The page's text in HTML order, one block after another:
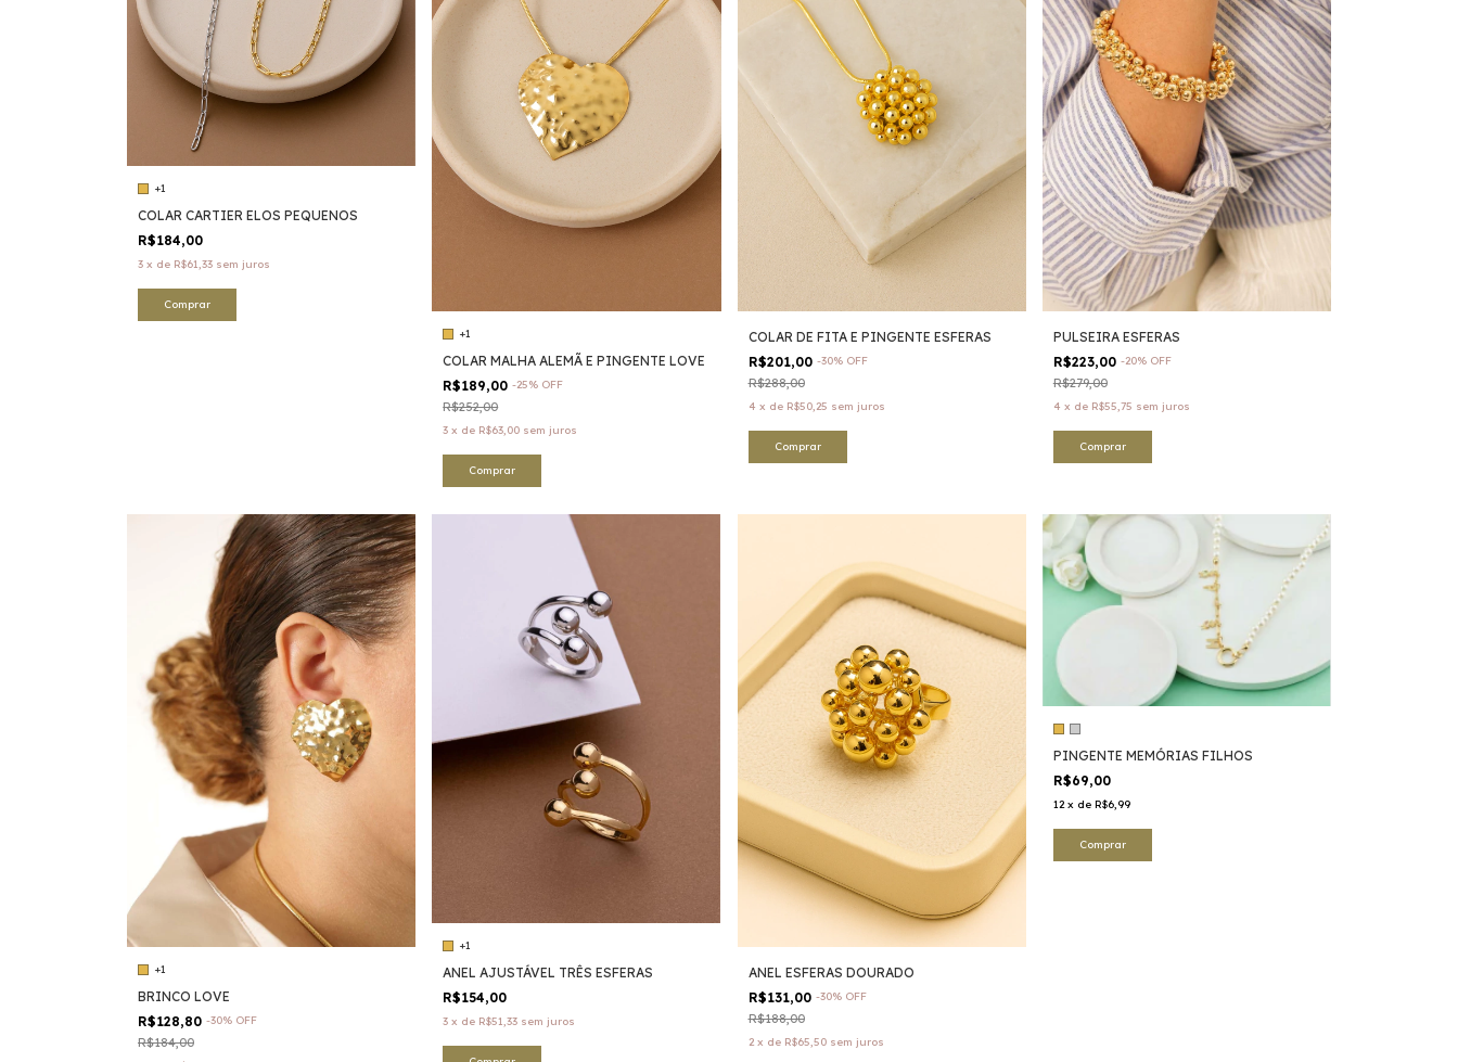
+1
COLAR CARTIER ELOS PEQUENOS
R$184,00
3 x de R$61,33 sem juros
Comprar
+1
COLAR MALHA ALEMÃ E PINGENTE LOVE
R$189,00-25% OFF
R$252,00
3 x de R$63,00 sem juros
Comprar
COLAR DE FITA E PINGENTE ESFERAS
R$201,00 -30% OFF
R$288,00
4 x de R$50,25 sem juros
PULSEIRA ESFERAS
R$223,00 -20% OFF
R$279,00
4 x de R$55,75 sem juros
+1
BRINCO LOVE
R$128,80 -30% OFF
R$184,00
+1
ANEL AJUSTÁVEL TRÊS ESFERAS
R$154,00
3 x de R$51,33 sem juros
ANEL ESFERAS DOURADO
R$131,00 -30% OFF
R$188,00
2 x de R$65,50 sem juros
PINGENTE MEMÓRIAS FILHOS
R$69,00
12 x de R$6,99
Comprar